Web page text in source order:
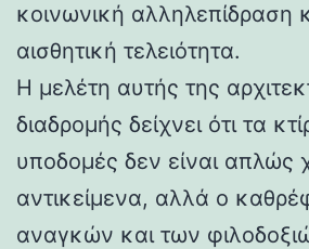
κοινωνική αλληλεπίδραση
αισθητική τελειότητα.
Η μελέτη αυτής της
διαδρομής δείχνει ότι τα
υποδομές δεν είναι απλώς
αντικείμενα, αλλά ο
αναγκών και των